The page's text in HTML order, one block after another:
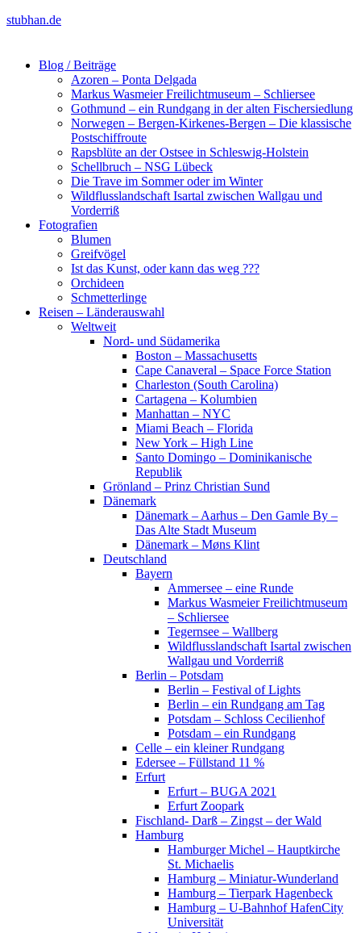
stubhan.de
Blog / Beiträge
Azoren – Ponta Delgada
Markus Wasmeier Freilichtmuseum – Schliersee
Gothmund – ein Rundgang in der alten Fischersiedlung
Norwegen – Bergen-Kirkenes-Bergen – Die klassische
Postschiffroute
Rapsblüte an der Ostsee in Schleswig-Holstein
Schellbruch – NSG Lübeck
Die Trave im Sommer oder im Winter
Wildflusslandschaft Isartal zwischen Wallgau und
Vorderriß
Fotografien
Blumen
Greifvögel
Ist das Kunst, oder kann das weg ???
Orchideen
Schmetterlinge
Reisen – Länderauswahl
Weltweit
Nord- und Südamerika
Boston – Massachusetts
Cape Canaveral – Space Force Station
Charleston (South Carolina)
Cartagena – Kolumbien
Manhattan – NYC
Miami Beach – Florida
New York – High Line
Santo Domingo – Dominikanische
Republik
Grönland – Prinz Christian Sund
Dänemark
Dänemark – Aarhus – Den Gamle By –
Das Alte Stadt Museum
Dänemark – Møns Klint
Deutschland
Bayern
Ammersee – eine Runde
Markus Wasmeier Freilichtmuseum
– Schliersee
Tegernsee – Wallberg
Wildflusslandschaft Isartal zwischen
Wallgau und Vorderriß
Berlin – Potsdam
Berlin – Festival of Lights
Berlin – ein Rundgang am Tag
Potsdam – Schloss Cecilienhof
Potsdam – ein Rundgang
Celle – ein kleiner Rundgang
Edersee – Füllstand 11 %
Erfurt
Erfurt – BUGA 2021
Erfurt Zoopark
Fischland- Darß – Zingst – der Wald
Hamburg
Hamburger Michel – Hauptkirche
St. Michaelis
Hamburg – Miniatur-Wunderland
Hamburg – Tierpark Hagenbeck
Hamburg – U-Bahnhof HafenCity
Universität